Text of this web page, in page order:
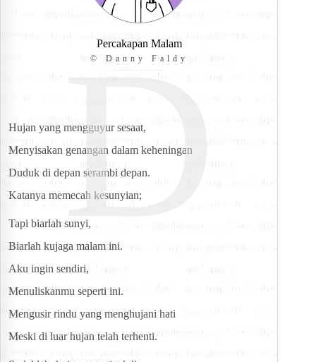
D
Percakapan Malam
© Danny Faldy
Hujan yang mengguyur sesaat,
Menyisakan genangan dalam keheningan
Duduk di depan serambi depan.
Katanya memecah kesunyian;
Tapi biarlah sunyi,
Biarlah kujaga malam ini.
Aku ingin sendiri,
Menuliskanmu seperti ini.
Mengusir rindu yang menghujani hati
Meski di luar hujan telah terhenti.